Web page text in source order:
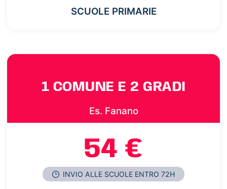
SCUOLE PRIMARIE
1 COMUNE E 2 GRADI
Es. Fanano
54 €
INVIO ALLE SCUOLE ENTRO 72H